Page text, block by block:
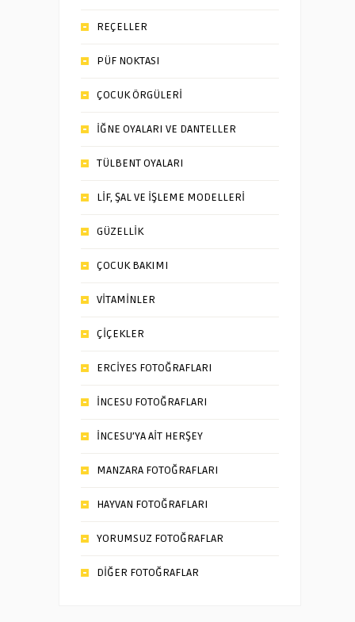
REÇELLER
PÜF NOKTASI
ÇOCUK ÖRGÜLERİ
İĞNE OYALARI VE DANTELLER
TÜLBENT OYALARI
LİF, ŞAL VE İŞLEME MODELLERİ
GÜZELLİK
ÇOCUK BAKIMI
VİTAMİNLER
ÇİÇEKLER
ERCİYES FOTOĞRAFLARI
İNCESU FOTOĞRAFLARI
İNCESU’YA AİT HERŞEY
MANZARA FOTOĞRAFLARI
HAYVAN FOTOĞRAFLARI
YORUMSUZ FOTOĞRAFLAR
DİĞER FOTOĞRAFLAR